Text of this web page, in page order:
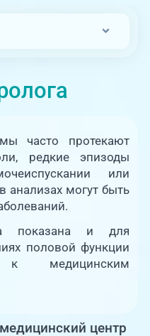
00-03
служба,
03-03
часто протекают
редкие эпизоды
или
анализах могут быть
показана и для
половой функции
медицинским
центр